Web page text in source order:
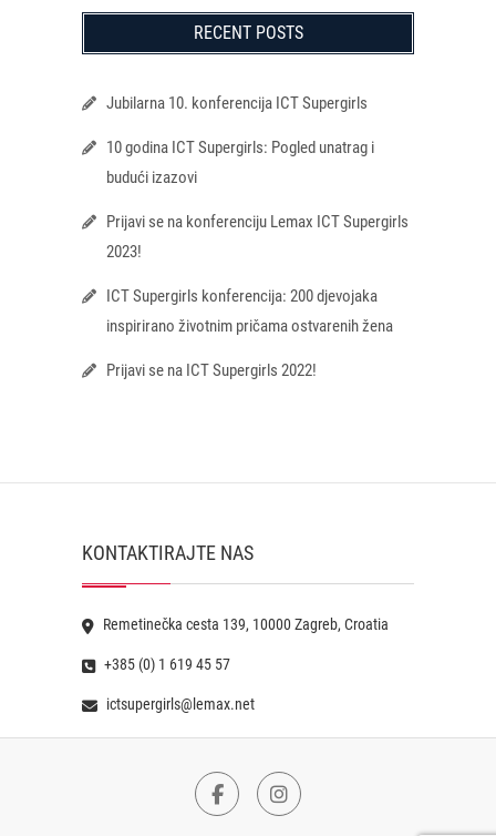
RECENT POSTS
Jubilarna 10. konferencija ICT Supergirls
10 godina ICT Supergirls: Pogled unatrag i
budući izazovi
Prijavi se na konferenciju Lemax ICT Supergirls
2023!
ICT Supergirls konferencija: 200 djevojaka
inspirirano životnim pričama ostvarenih žena
Prijavi se na ICT Supergirls 2022!
KONTAKTIRAJTE NAS
Remetinečka cesta 139, 10000 Zagreb, Croatia
+385 (0) 1 619 45 57
ictsupergirls@lemax.net
FacebookInstagram